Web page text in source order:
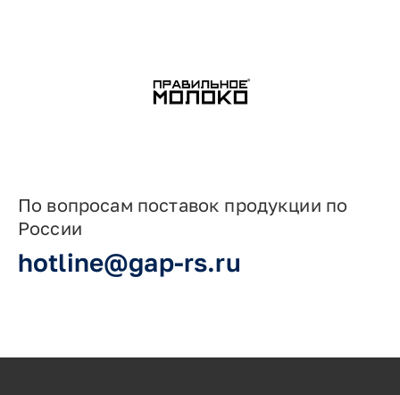
По вопросам поставок продукции по
России
hotline@gap-rs.ru